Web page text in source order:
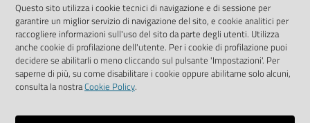
SEGUICI SU
YoutubeTwitterLinkedinFacebookInstagram
Questo sito utilizza i cookie tecnici di navigazione e di sessione per
garantire un miglior servizio di navigazione del sito, e cookie analitici per
raccogliere informazioni sull'uso del sito da parte degli utenti. Utilizza
anche cookie di profilazione dell'utente. Per i cookie di profilazione puoi
decidere se abilitarli o meno cliccando sul pulsante 'Impostazioni'. Per
saperne di più, su come disabilitare i cookie oppure abilitarne solo alcuni,
consulta la nostraCookie Policy.